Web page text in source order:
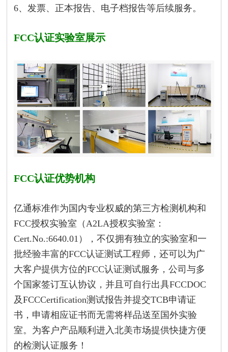
6、发票、正本报告、电子档报告等后续服务。
FCC认证实验室展示
FCC认证优势机构
亿通标准作为国内专业权威的第三方检测机构和
FCC授权实验室（A2LA授权实验室：
Cert.No.:6640.01），不仅拥有独立的实验室和一
批经验丰富的FCC认证测试工程师，还可以为广
大客户提供方位的FCC认证测试服务，公司与多
个国家签订互认协议，并且可自行出具FCCDOC
及FCCCertification测试报告并提交TCB申请证
书，申请相应证书而无需将样品送至国外实验
室。为客户产品顺利进入北美市场提供快捷方便
的检测认证服务！